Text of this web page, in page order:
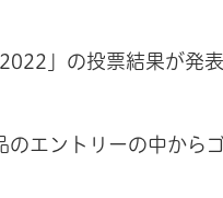
」の投票結果が発
エントリーの中からゴ